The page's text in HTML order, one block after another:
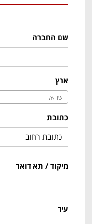
שם החברה
ארץ
ישראל
כתובת
מיקוד / תא דואר
עיר